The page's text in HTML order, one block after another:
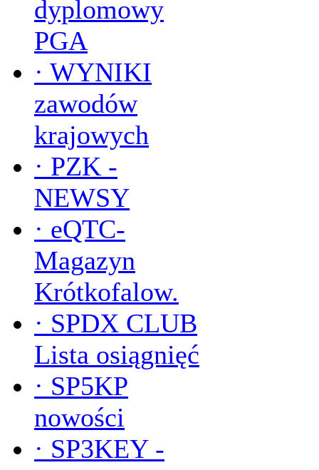
dyplomowy
PGA
· WYNIKI
zawodów
krajowych
· PZK -
NEWSY
· eQTC-
Magazyn
Krótkofalow.
· SPDX CLUB
Lista osiągnięć
· SP5KP
nowości
· SP3KEY -